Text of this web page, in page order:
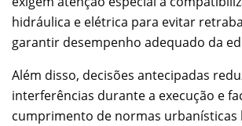
hidráulica e elétrica para evitar
garantir desempenho adequado da
Além disso, decisões antecipadas
interferências durante a execução e
cumprimento de normas urbanísticas